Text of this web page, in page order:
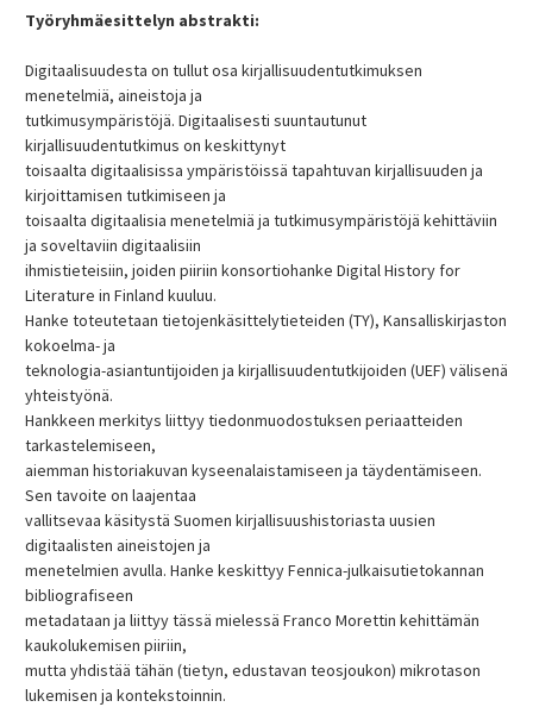
Työryhmäesittelyn abstrakti:
Digitaalisuudesta on tullut osa kirjallisuudentutkimuksen
menetelmiä, aineistoja ja
tutkimusympäristöjä. Digitaalisesti suuntautunut
kirjallisuudentutkimus on keskittynyt
toisaalta digitaalisissa ympäristöissä tapahtuvan kirjallisuuden ja
kirjoittamisen tutkimiseen ja
toisaalta digitaalisia menetelmiä ja tutkimusympäristöjä kehittäviin
ja soveltaviin digitaalisiin
ihmistieteisiin, joiden piiriin konsortiohanke Digital History for
Literature in Finland kuuluu.
Hanke toteutetaan tietojenkäsittelytieteiden (TY), Kansalliskirjaston
kokoelma- ja
teknologia-asiantuntijoiden ja kirjallisuudentutkijoiden (UEF) välisenä
yhteistyönä.
Hankkeen merkitys liittyy tiedonmuodostuksen periaatteiden
tarkastelemiseen,
aiemman historiakuvan kyseenalaistamiseen ja täydentämiseen.
Sen tavoite on laajentaa
vallitsevaa käsitystä Suomen kirjallisuushistoriasta uusien
digitaalisten aineistojen ja
menetelmien avulla. Hanke keskittyy Fennica-julkaisutietokannan
bibliografiseen
metadataan ja liittyy tässä mielessä Franco Morettin kehittämän
kaukolukemisen piiriin,
mutta yhdistää tähän (tietyn, edustavan teosjoukon) mikrotason
lukemisen ja kontekstoinnin.